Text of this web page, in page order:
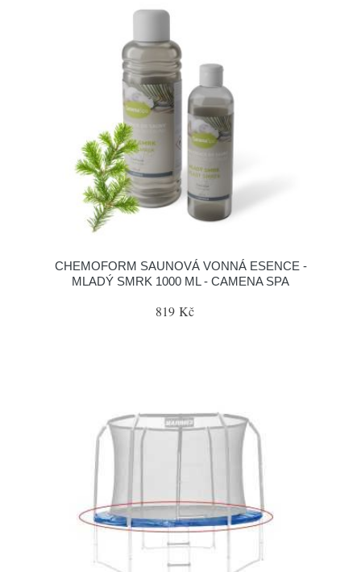
CHEMOFORM SAUNOVÁ VONNÁ ESENCE -
MLADÝ SMRK 1000 ML - CAMENA SPA
819 Kč